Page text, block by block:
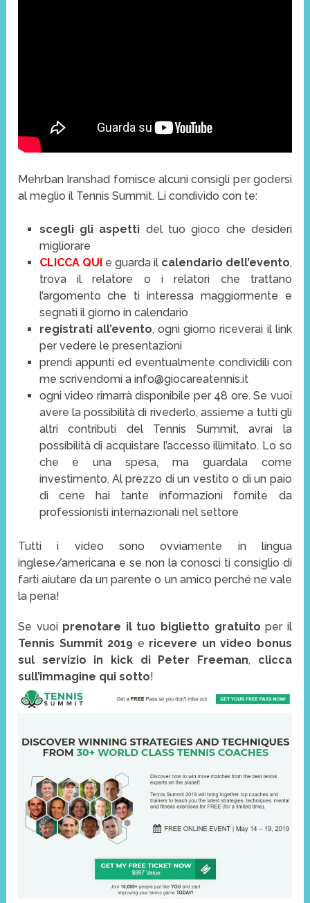
Mehrban Iranshad fornisce alcuni consigli per godersi
al meglio il Tennis Summit. Li condivido con te:
scegli gli aspetti del tuo gioco che desideri
migliorare
CLICCA QUI e guarda il calendario dell’evento,
trova il relatore o i relatori che trattano
l’argomento che ti interessa maggiormente e
segnati il giorno in calendario
registrati all’evento, ogni giorno riceverai il link
per vedere le presentazioni
prendi appunti ed eventualmente condividili con
me scrivendomi a info@giocareatennis.it
ogni video rimarrà disponibile per 48 ore. Se vuoi
avere la possibilità di rivederlo, assieme a tutti gli
altri contributi del Tennis Summit, avrai la
possibilità di acquistare l’accesso illimitato. Lo so
che è una spesa, ma guardala come
investimento. Al prezzo di un vestito o di un paio
di cene hai tante informazioni fornite da
professionisti internazionali nel settore
Tutti i video sono ovviamente in lingua
inglese/americana e se non la conosci ti consiglio di
farti aiutare da un parente o un amico perché ne vale
la pena!
Se vuoi prenotare il tuo biglietto gratuito per il
Tennis Summit 2019 e ricevere un video bonus
sul servizio in kick di Peter Freeman, clicca
sull’immagine qui sotto!